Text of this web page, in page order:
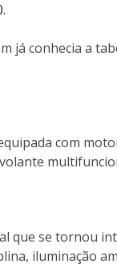
já conhecia a
com
que se tornou
iluminação